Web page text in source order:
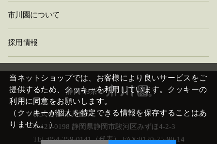
市川園について
採用情報
株式会社 市川園
〒421-0198 静岡県静岡市駿河区みずほ4-2-3
TEL:054-259-0141（代表） FAX:0120-25-90-14
当ネットショップでは、お客様により良いサービスをご
提供するため、クッキーを利用しています。クッキーの
利用に同意をお願いします。
（クッキーが個人を特定できる情報を保存することはあ
りません。）
閉
じ
る